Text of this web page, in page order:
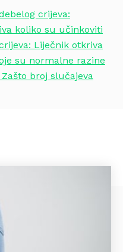
crijeva:
koliko su učinkoviti
Liječnik otkriva
su normalne razine
broj slučajeva